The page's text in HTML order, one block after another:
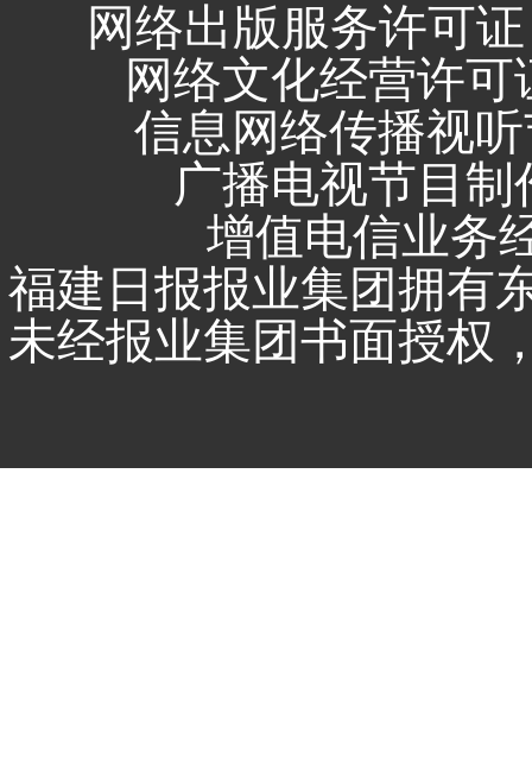
网络出版服务许可
网络文化经营许可
信息网络传播视
广播电视节目
增值电信业务
福建日报报业集团拥有
未经报业集团书面授权